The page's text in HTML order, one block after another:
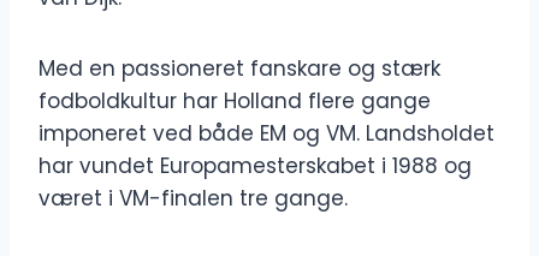
Med en passioneret fanskare og stærk
fodboldkultur har Holland flere gange
imponeret ved både EM og VM. Landsholdet
har vundet Europamesterskabet i 1988 og
været i VM-finalen tre gange.